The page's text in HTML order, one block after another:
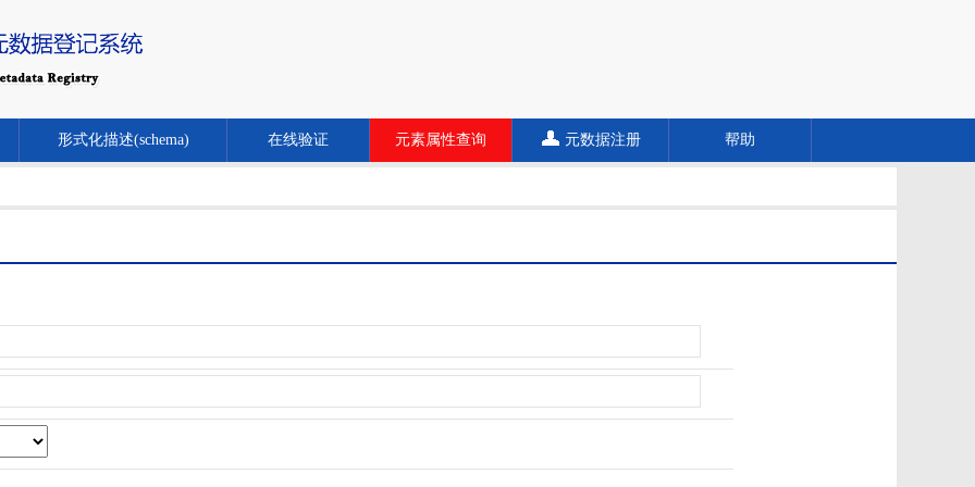
形式化描述(schema) 在线验证 元素属性查询 元数据注册 帮助